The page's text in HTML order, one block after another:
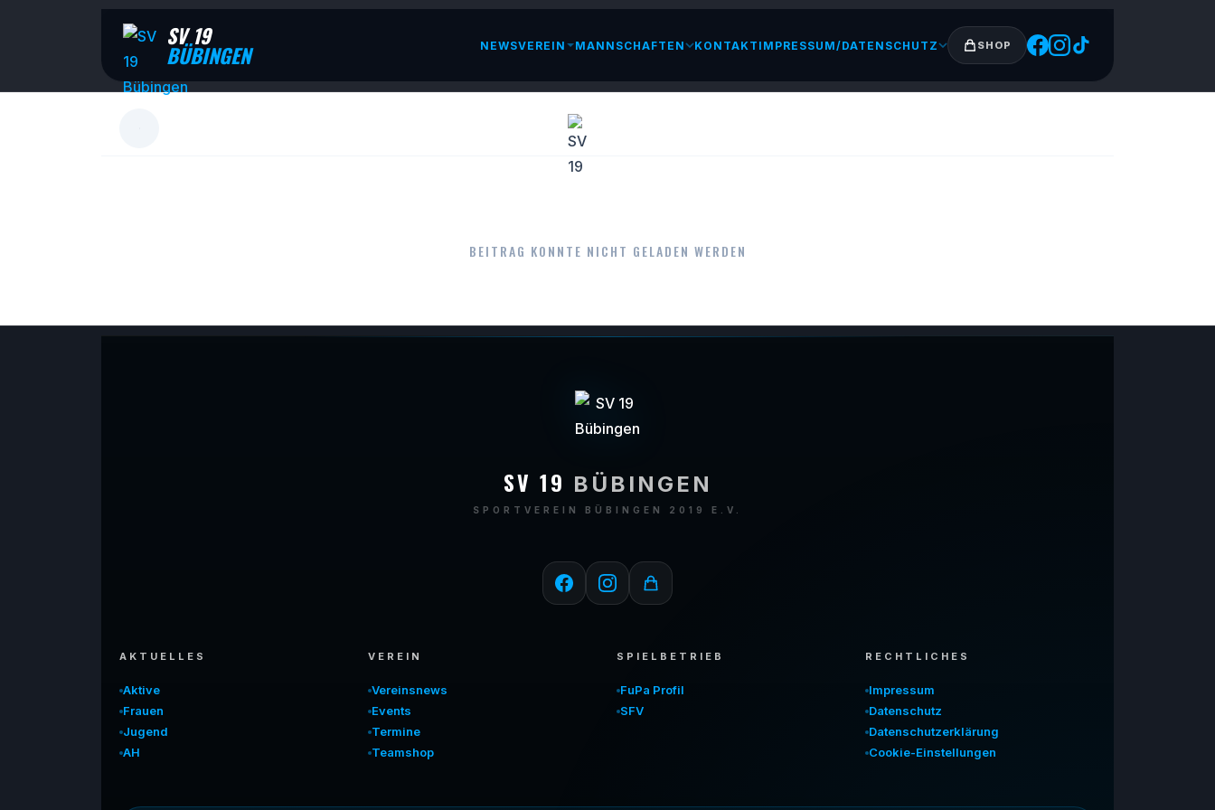
SV 19
BÜBINGEN NEWSVEREIN MANNSCHAFTEN KONTAKT IMPRESSUM/DATENSCHUTZ SHOP
BEITRAG KONNTE NICHT GELADEN WERDEN
SV 19 BÜBINGEN
SPORTVEREIN BÜBINGEN 2019 E.V.
AKTUELLES
Aktive
Frauen
Jugend
AH
VEREIN
Vereinsnews
Events
Termine
Teamshop
SPIELBETRIEB
FuPa Profil
SFV
RECHTLICHES
Impressum
Datenschutz
Datenschutzerklärung
Cookie-Einstellungen